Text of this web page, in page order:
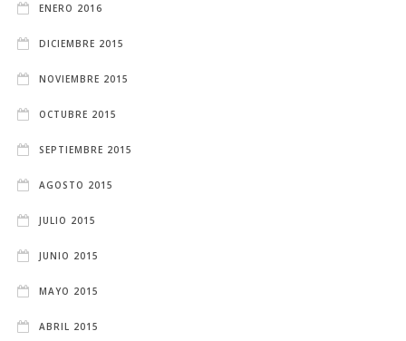
ENERO 2016
DICIEMBRE 2015
NOVIEMBRE 2015
OCTUBRE 2015
SEPTIEMBRE 2015
AGOSTO 2015
JULIO 2015
JUNIO 2015
MAYO 2015
ABRIL 2015